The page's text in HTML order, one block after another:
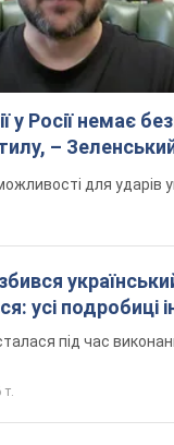
у Росії немає
–
для ударів
усі подробиці
під час
т.